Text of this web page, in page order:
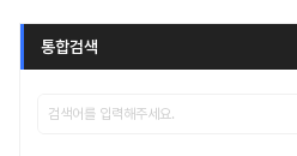
통합검색